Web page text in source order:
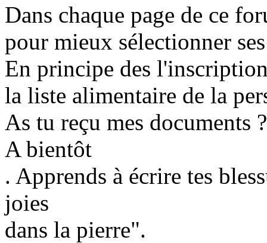
Dans chaque page de ce
pour mieux sélectionner
En principe des
la liste alimentaire de la
As tu reçu mes documents ?
A bientôt
. Apprends à écrire tes
joies
dans la pierre".